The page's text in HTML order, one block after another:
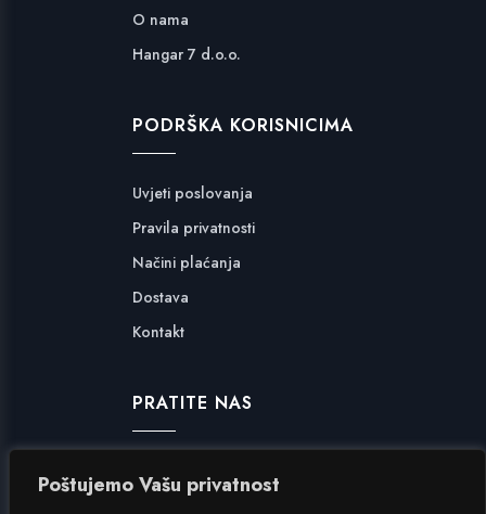
Poštujemo Vašu privatnost
O nama
Hangar 7 d.o.o.
PODRŠKA KORISNICIMA
Uvjeti poslovanja
Pravila privatnosti
Načini plaćanja
Dostava
Kontakt
PRATITE NAS